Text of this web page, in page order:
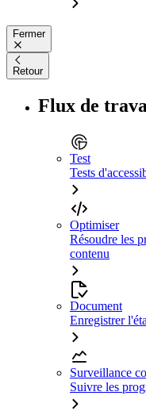
Fermer
Retour
Flux de
Test
Tests
Optimiser
Résoudre les
contenu
Document
Enregistrer
Surveillance
Suivre les